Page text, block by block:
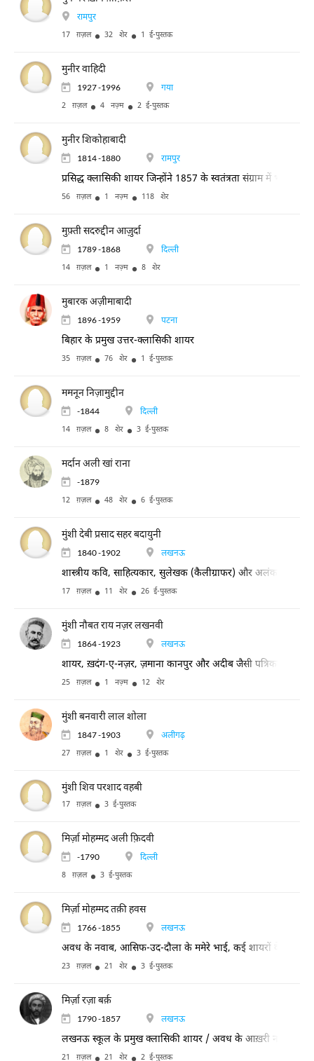
रामपुर
17 ग़ज़ल 32 शेर 1 ई-पुस्तक
मुनीर वाहिदी
1927 -1996 गया
2 ग़ज़ल 4 नज़्म 2 ई-पुस्तक
मुनीर शिकोहाबादी
1814 -1880 रामपुर
प्रसिद्ध क्लासिकी शायर जिन्होंने 1857 के स्वतंत्रता संग्राम में भाग लिया
56 ग़ज़ल 1 नज़्म 118 शेर
मुफ़्ती सदरुद्दीन आज़ुर्दा
1789 -1868 दिल्ली
14 ग़ज़ल 1 नज़्म 8 शेर
मुबारक अज़ीमाबादी
1896 -1959 पटना
बिहार के प्रमुख उत्तर-क्लासिकी शायर
35 ग़ज़ल 76 शेर 1 ई-पुस्तक
ममनून निज़ामुद्दीन
-1844 दिल्ली
14 ग़ज़ल 8 शेर 3 ई-पुस्तक
मर्दान अली खां राना
-1879
12 ग़ज़ल 48 शेर 6 ई-पुस्तक
मुंशी देबी प्रसाद सहर बदायुनी
1840 -1902 लखनऊ
शास्त्रीय कवि, साहित्यकार, सुलेखक (कैलीग्राफर) और अलंकार शास्त्र
17 ग़ज़ल 11 शेर 26 ई-पुस्तक
मुंशी नौबत राय नज़र लखनवी
1864 -1923 लखनऊ
शायर, ख़दंग-ए-नज़र, ज़माना कानपुर और अदीब जैसी पत्रिकाओं के
25 ग़ज़ल 1 नज़्म 12 शेर
मुंशी बनवारी लाल शोला
1847 -1903 अलीगढ़
27 ग़ज़ल 1 शेर 3 ई-पुस्तक
मुंशी शिव परशाद वहबी
17 ग़ज़ल 3 ई-पुस्तक
मिर्ज़ा मोहम्मद अली फ़िदवी
-1790 दिल्ली
8 ग़ज़ल 3 ई-पुस्तक
मिर्ज़ा मोहम्मद तक़ी हवस
1766 -1855 लखनऊ
अवध के नवाब, आसिफ-उद-दौला के ममेरे भाई, कई शायरों के संरक्षक
23 ग़ज़ल 21 शेर 3 ई-पुस्तक
मिर्ज़ा रज़ा बर्क़
1790 -1857 लखनऊ
लखनऊ स्कूल के प्रमुख क्लासिकी शायर / अवध के आख़री नवाब,
21 ग़ज़ल 21 शेर 2 ई-पुस्तक